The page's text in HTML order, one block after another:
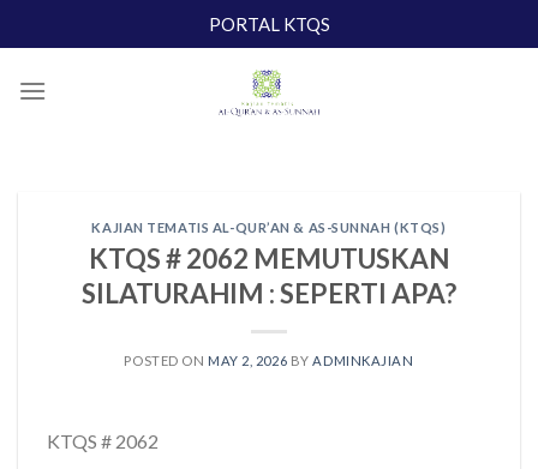
to
PORTAL KTQS
KAJIAN TEMATIS AL-QUR’AN & AS-SUNNAH (KTQS)
KTQS # 2062 MEMUTUSKAN
SILATURAHIM : SEPERTI APA?
POSTED ON MAY 2, 2026 BY ADMINKAJIAN
KTQS # 2062